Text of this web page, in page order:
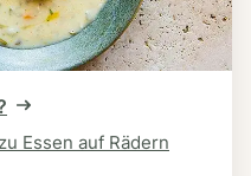
Essen auf Rädern